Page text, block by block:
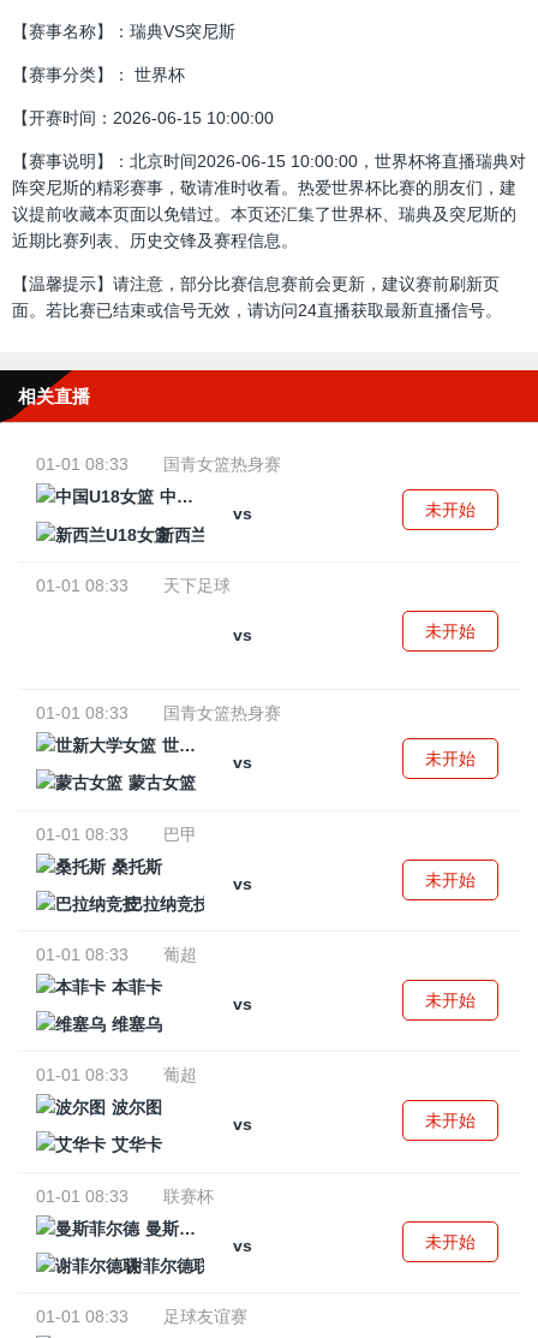
【赛事名称】：瑞典VS突尼斯
【赛事分类】： 世界杯
【开赛时间：2026-06-15 10:00:00
【赛事说明】：北京时间2026-06-15 10:00:00，世界杯将直播瑞典对
阵突尼斯的精彩赛事，敬请准时收看。热爱世界杯比赛的朋友们，建
议提前收藏本页面以免错过。本页还汇集了世界杯、瑞典及突尼斯的
近期比赛列表、历史交锋及赛程信息。
【温馨提示】请注意，部分比赛信息赛前会更新，建议赛前刷新页
面。若比赛已结束或信号无效，请访问24直播获取最新直播信号。
相关直播
01-01 08:33
国青女篮热身赛
中国U18女篮
vs
新西兰U18女篮
未开始
01-01 08:33 天下足球
vs 未开始
01-01 08:33
国青女篮热身赛
世新大学女篮
vs
蒙古女篮
未开始
01-01 08:33
巴甲
桑托斯
vs
巴拉纳竞技
未开始
01-01 08:33
葡超
本菲卡
vs
维塞乌
未开始
01-01 08:33
葡超
波尔图
vs
艾华卡
未开始
01-01 08:33
联赛杯
曼斯菲尔德
vs
谢菲尔德联
未开始
01-01 08:33
足球友谊赛